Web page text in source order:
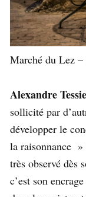
Marché du Lez
Alexandre
sollicité par
développer le
la raisonnance »
très observé dès
c’est son